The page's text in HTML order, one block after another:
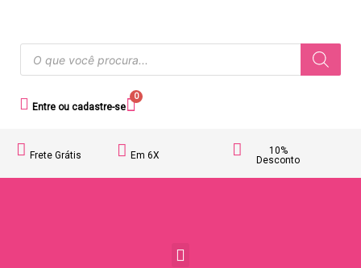
Entre ou cadastre-se
0
Frete Grátis Em 6X
10%
Desconto